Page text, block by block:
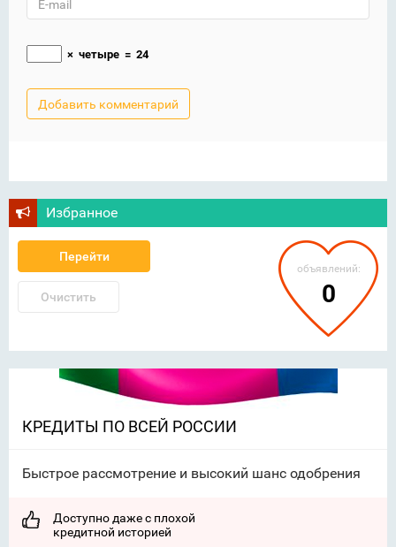
× четыре = 24
Избранное
Перейти
Очистить
объявлений:
0
КРЕДИТЫ ПО ВСЕЙ РОССИИ
Быстрое рассмотрение и высокий шанс одобрения
Доступно даже с плохой
кредитной историей